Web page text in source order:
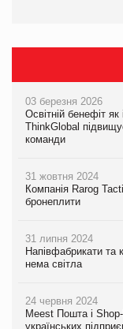
03 березня 2026
Освітній бенефіт
ThinkGlobal
команди
31 жовтня 2024
Компанія Rarog
бронеплити
31 липня 2024
Напівфабрикати та
нема світла
24 червня 2024
Meest Пошта і
українських